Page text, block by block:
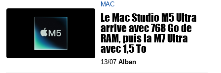
MAC
Le Mac Studio M5 Ultra
arrive avec 768 Go de
RAM, puis la M7 Ultra
avec 1,5 To
13/07 Alban